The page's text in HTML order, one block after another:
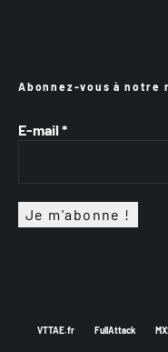
Abonnez-vous à notre
E-mail *
VTTAE.fr FullAttack